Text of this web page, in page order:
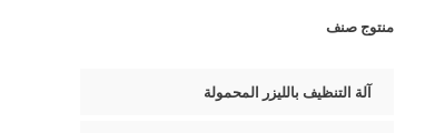
منتوج صنف
آلة التنظيف بالليزر المحمولة